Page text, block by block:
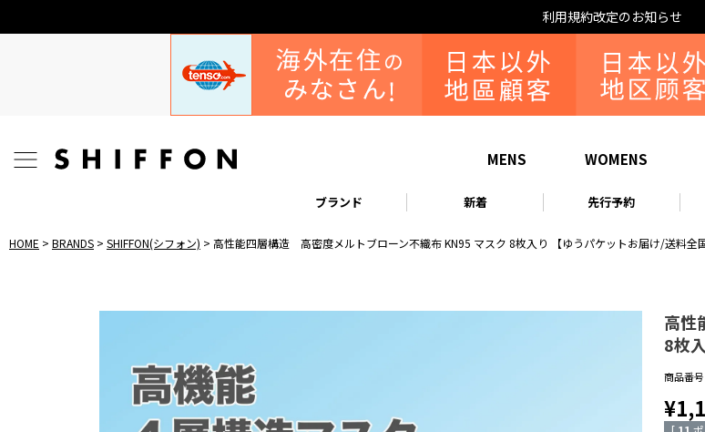
利用規約改定のお知らせ
MENS WOMENS
ブランド 新着 先行予約
HOME BRANDS SHIFFON(シフォン) 高性能四層構造 高密度メルトブローン不織布 KN95 マスク 8枚入り 【ゆうパケットお届け/送料全
高性
8枚
商品番号
¥